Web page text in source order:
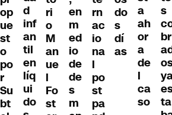
op
ue
st
o
po
r
Su
bt
d
inf
an
til
en
líq
ui
do
ri
o
M
an
ue
l
Fo
st
en
m
ed
io
de
de
s
m
rn
ac
io
na
l
po
st
pa
do
s
dí
as
a
ah
or
a
de
l
ca
so
s
br
ta